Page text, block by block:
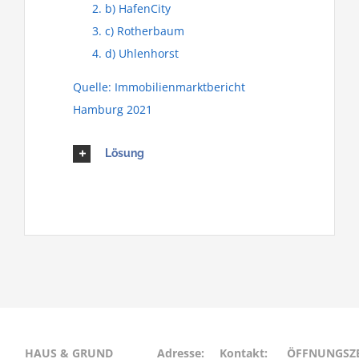
b) HafenCity
c) Rotherbaum
d) Uhlenhorst
Quelle: Immobilienmarktbericht
Hamburg 2021
Lösung
HAUS & GRUND Adresse: Kontakt: